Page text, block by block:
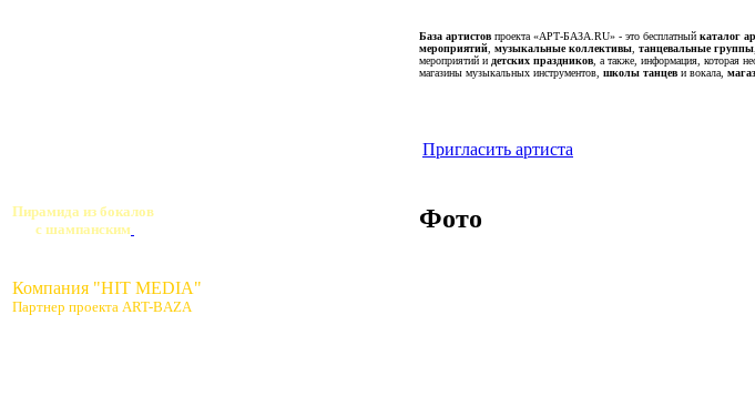
Пирамида из бокалов
с шампанским
Компания "HIT MEDIA"
Партнер проекта ART-BAZA
База артистов проекта «АРТ-БАЗА.RU» - это бесплатный каталог
мероприятий музыкальные коллективы танцевальные группы
мероприятий и детских праздников , а также, информация, которая
магазины музыкальных инструментов, школы танцев и вокала,
Пригласить артиста
Фото